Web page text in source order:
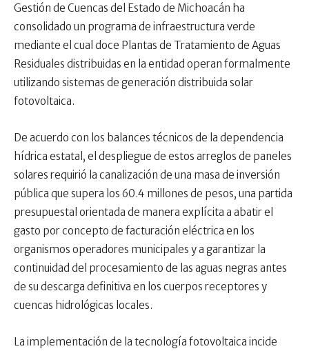
Gestión de Cuencas del Estado de Michoacán ha
consolidado un programa de infraestructura verde
mediante el cual doce Plantas de Tratamiento de Aguas
Residuales distribuidas en la entidad operan formalmente
utilizando sistemas de generación distribuida solar
fotovoltaica.
De acuerdo con los balances técnicos de la dependencia
hídrica estatal, el despliegue de estos arreglos de paneles
solares requirió la canalización de una masa de inversión
pública que supera los 60.4 millones de pesos, una partida
presupuestal orientada de manera explícita a abatir el
gasto por concepto de facturación eléctrica en los
organismos operadores municipales y a garantizar la
continuidad del procesamiento de las aguas negras antes
de su descarga definitiva en los cuerpos receptores y
cuencas hidrológicas locales.
La implementación de la tecnología fotovoltaica incide